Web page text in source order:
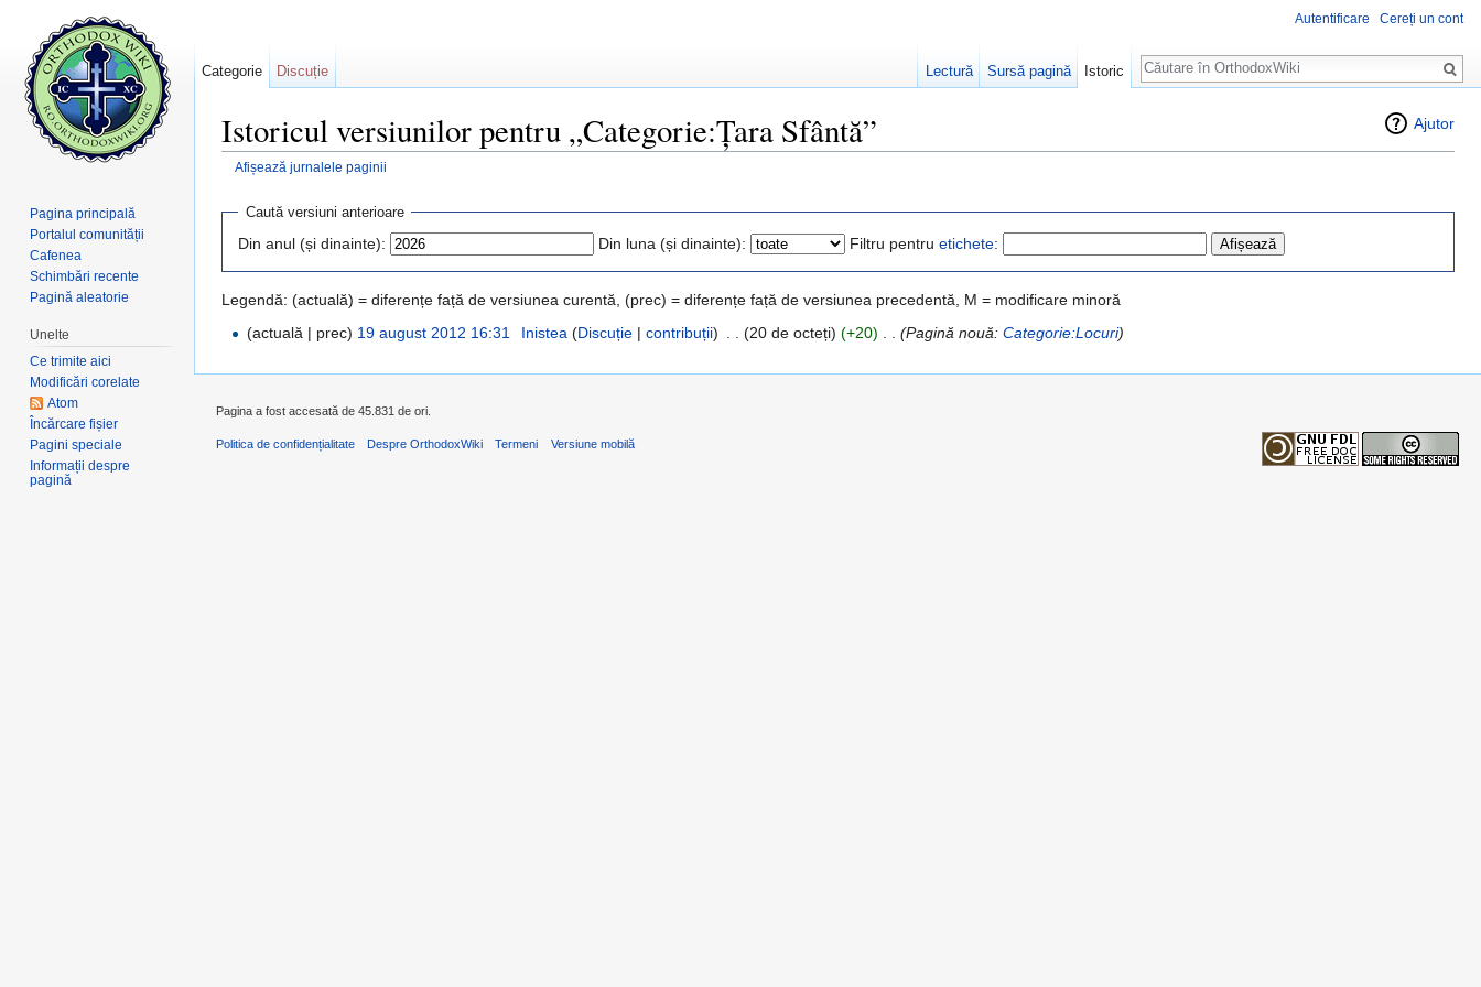
Ajutor
Istoricul versiunilor pentru „Categorie:Țara Sfântă”
Afișează jurnalele paginii
Caută versiuni anterioare
Din anul (și dinainte): Din luna (și dinainte): Filtru pentru etichete:
Legendă: (actuală) = diferențe față de versiunea curentă, (prec) = diferențe față de versiunea precedentă, M = modificare minoră
(actuală | prec) 19 august 2012 16:31 Inistea (Discuție| contribuții) (20 de octeți) (+20) (Pagină nouă: Categorie:Locuri)
Autentificare Cereți un cont
Categorie Discuție Lectură Sursă pagină Istoric
Căutare
Pagina principală
Portalul comunității
Cafenea
Schimbări recente
Pagină aleatorie
Unelte
Ce trimite aici
Modificări corelate
Atom
Încărcare fișier
Pagini speciale
Informații despre
pagină
Pagina a fost accesată de 45.831 de ori.
Politica de confidențialitate Despre OrthodoxWiki Termeni Versiune mobilă